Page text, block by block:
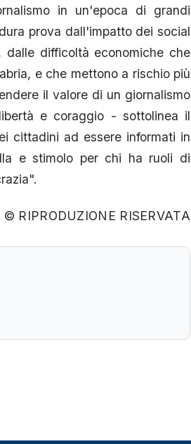
in un'epoca di grandi
prova dall'impatto dei social
difficoltà economiche che
e che mettono a rischio più
il valore di un giornalismo
e coraggio - sottolinea il
cittadini ad essere informati in
e stimolo per chi ha ruoli di
© RIPRODUZIONE RISERVATA